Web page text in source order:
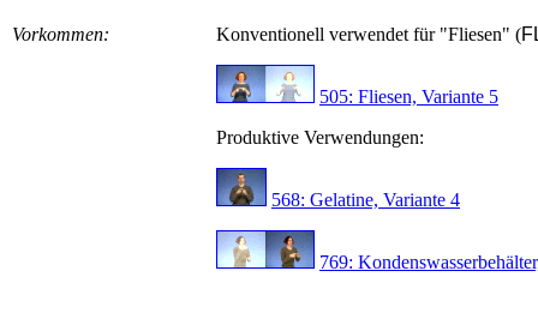
Vorkommen: Konventionell verwendet für "Fliesen" (
505: Fliesen, Variante 5
Produktive Verwendungen:
568: Gelatine, Variante 4
769: